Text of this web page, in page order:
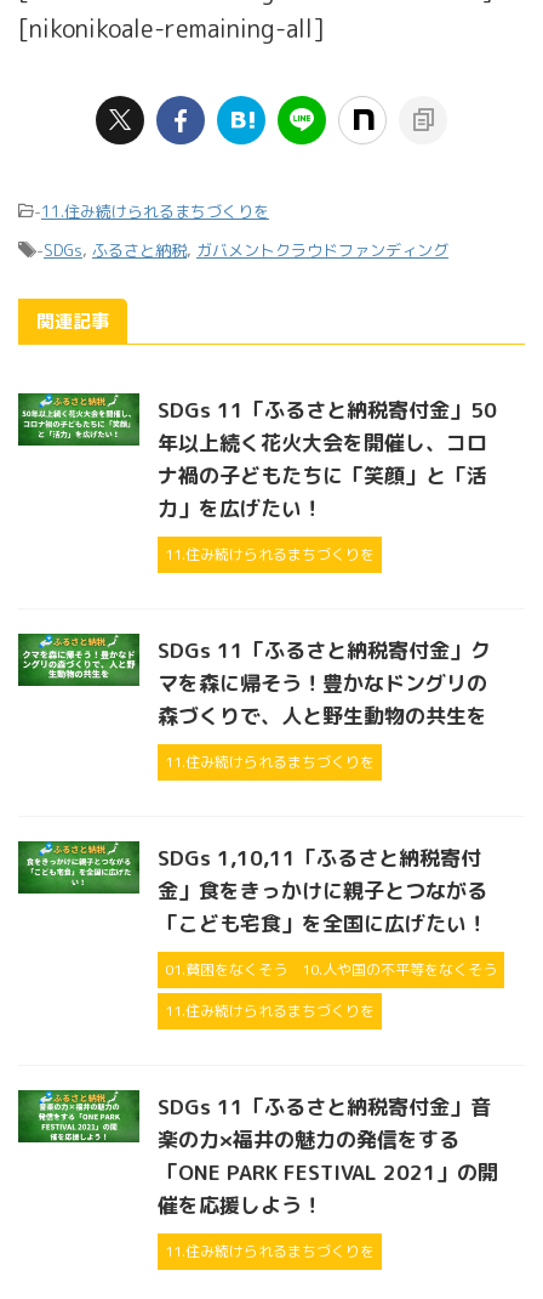
[nikonikoale-remaining-all]
-11.住み続けられるまちづくりを
-SDGs, ふるさと納税, ガバメントクラウドファンディング
関連記事
SDGs 11「ふるさと納税寄付金」50
年以上続く花火大会を開催し、コロ
ナ禍の子どもたちに「笑顔」と「活
力」を広げたい！
11.住み続けられるまちづくりを
SDGs 11「ふるさと納税寄付金」ク
マを森に帰そう！豊かなドングリの
森づくりで、人と野生動物の共生を
11.住み続けられるまちづくりを
SDGs 1,10,11「ふるさと納税寄付
金」食をきっかけに親子とつながる
「こども宅食」を全国に広げたい！
01.貧困をなくそう
10.人や国の不平等をなくそう
11.住み続けられるまちづくりを
SDGs 11「ふるさと納税寄付金」音
楽の力×福井の魅力の発信をする
「ONE PARK FESTIVAL 2021」の開
催を応援しよう！
11.住み続けられるまちづくりを